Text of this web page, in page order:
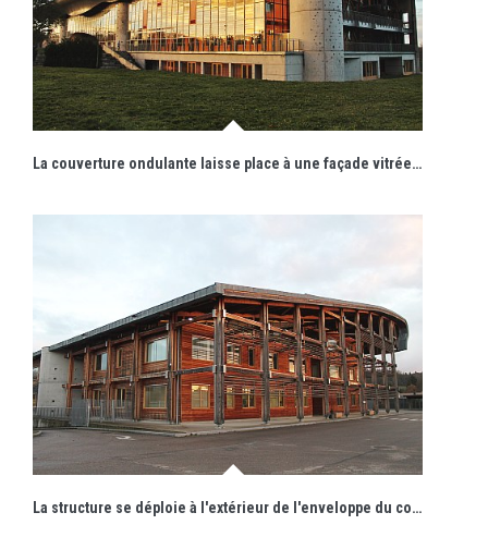
La couverture ondulante laisse place à une façade vitrée renvoyant les reflets du soleil couchant.
La structure se déploie à l'extérieur de l'enveloppe du collège.